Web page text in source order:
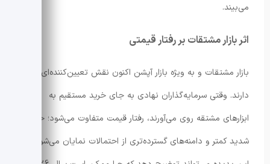
می‌بیند.
اثر بازار مشتقات بر رفتار قیمتی
بازار مشتقات و به ویژه بازار آپشن اکنون نقش تعیین‌کننده‌ای
دارند. وقتی سرمایه‌گذاران نهادی به جای خرید مستقیم به
ابزارهای مشتقه روی می‌آورند، رفتار قیمت متفاوت می‌شود؛ حرکات
شدید کمتر و دامنه‌های گسترده‌تری از احتمالات نمایان می‌شود.